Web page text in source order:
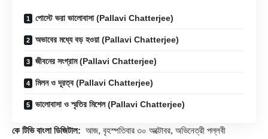
পোস্টে ভরা ভালোবাসা (Pallavi Chatterjee)
অভাবের মধ্যে বড় হওয়া (Pallavi Chatterjee)
জীবনের সংগ্রাম (Pallavi Chatterjee)
মিলন ও দূরত্ব (Pallavi Chatterjee)
ভালোবাসা ও স্মৃতির মিশেল (Pallavi Chatterjee)
কে টিভি বাংলা ডিজিটাল: আজ, বৃহস্পতিবার ৩০ অক্টোবর, অভিনেত্রী পল্লবী